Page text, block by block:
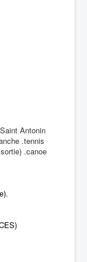
Antonin
.tennis
.canoe